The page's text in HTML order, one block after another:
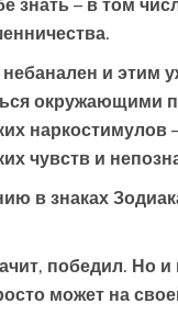
знать – в том
и этим
окружающими
чувств и
в знаках
победил. Но
может на